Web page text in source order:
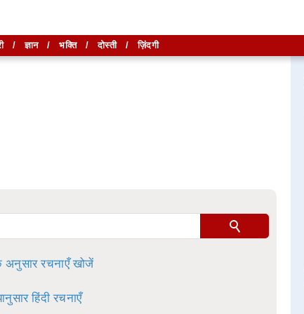
अनुसार रचनाएँ खोजें
हिंदी रचनाएँ
खोजें
/ज्ञान/ भक्ति/दोस्ती/ज़िंदगी
है।